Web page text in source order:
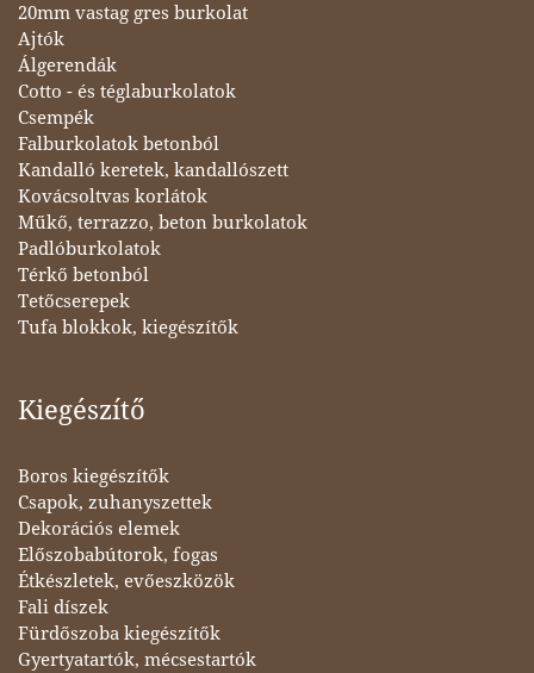
20mm vastag gres burkolat
Ajtók
Álgerendák
Cotto - és téglaburkolatok
Csempék
Falburkolatok betonból
Kandalló keretek, kandallószett
Kovácsoltvas korlátok
Műkő, terrazzo, beton burkolatok
Padlóburkolatok
Térkő betonból
Tetőcserepek
Tufa blokkok, kiegészítők
Kiegészítő
Boros kiegészítők
Csapok, zuhanyszettek
Dekorációs elemek
Előszobabútorok, fogas
Étkészletek, evőeszközök
Fali díszek
Fürdőszoba kiegészítők
Gyertyatartók, mécsestartók